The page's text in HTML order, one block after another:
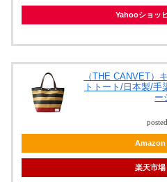
Yahooショッ
（THE CANVET）
トトート/日本製/手
ー
Amazon
楽天市場